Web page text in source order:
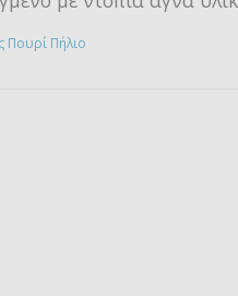
Πουρί Πήλιο